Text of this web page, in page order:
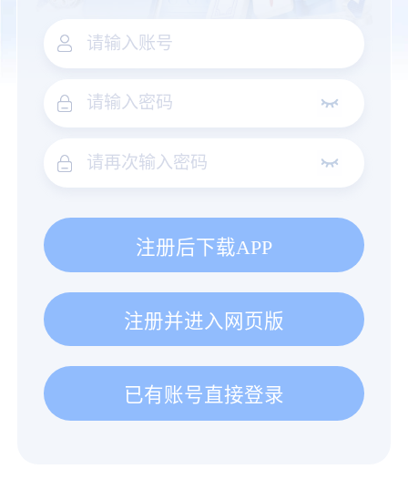
注册后下载APP
注册并进入网页版
已有账号直接登录